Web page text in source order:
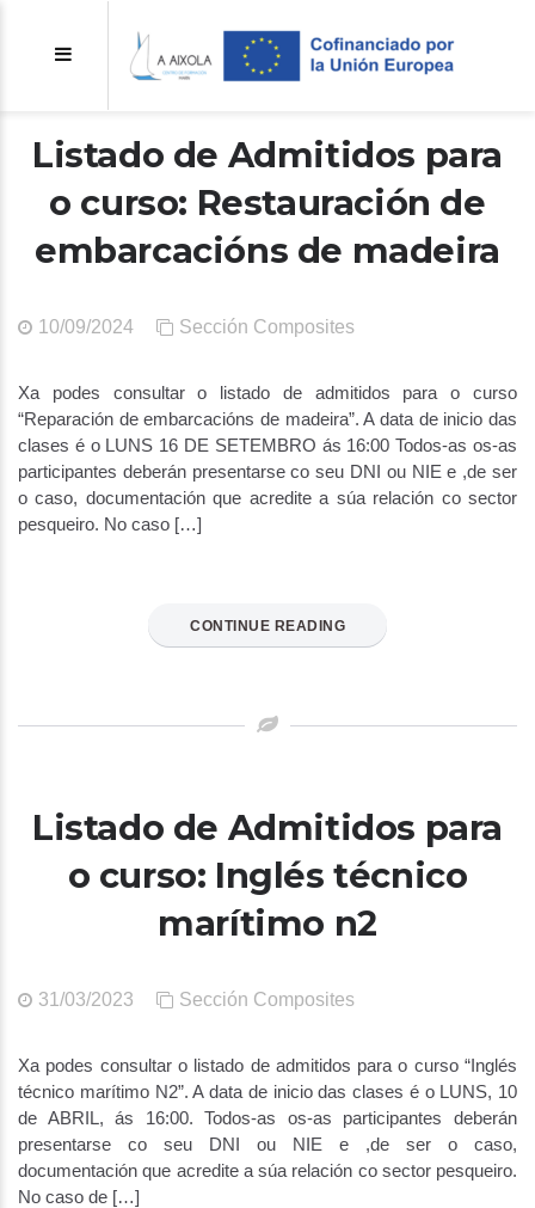
Listado de Admitidos para
o curso: Restauración de
embarcacións de madeira
10/09/2024 Sección Composites
Xa podes consultar o listado de admitidos para o curso
“Reparación de embarcacións de madeira”. A data de inicio das
clases é o LUNS 16 DE SETEMBRO ás 16:00 Todos-as os-as
participantes deberán presentarse co seu DNI ou NIE e ,de ser
o caso, documentación que acredite a súa relación co sector
pesqueiro. No caso […]
CONTINUE READING
Listado de Admitidos para
o curso: Inglés técnico
marítimo n2
31/03/2023 Sección Composites
Xa podes consultar o listado de admitidos para o curso “Inglés
técnico marítimo N2”. A data de inicio das clases é o LUNS, 10
de ABRIL, ás 16:00. Todos-as os-as participantes deberán
presentarse co seu DNI ou NIE e ,de ser o caso,
documentación que acredite a súa relación co sector pesqueiro.
No caso de […]